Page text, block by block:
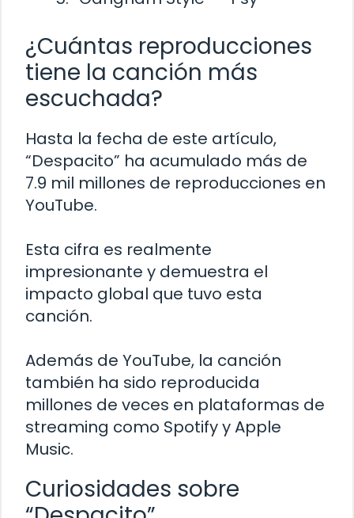
¿Cuántas reproducciones
tiene la canción más
escuchada?
Hasta la fecha de este artículo,
“Despacito” ha acumulado más de
7.9 mil millones de reproducciones en
YouTube.
Esta cifra es realmente
impresionante y demuestra el
impacto global que tuvo esta
canción.
Además de YouTube, la canción
también ha sido reproducida
millones de veces en plataformas de
streaming como Spotify y Apple
Music.
Curiosidades sobre